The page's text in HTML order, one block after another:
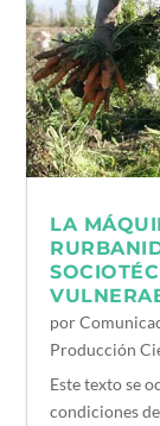
LA
por
Producción
Este texto se
condiciones